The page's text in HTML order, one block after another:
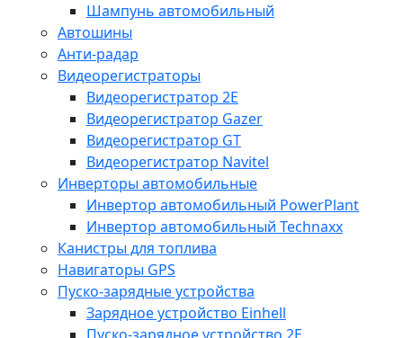
Шампунь автомобильный
Автошины
Анти-радар
Видеорегистраторы
Видеорегистратор 2E
Видеорегистратор Gazer
Видеорегистратор GT
Видеорегистратор Navitel
Инверторы автомобильные
Инвертор автомобильный PowerPlant
Инвертор автомобильный Technaxx
Канистры для топлива
Навигаторы GPS
Пуско-зарядные устройства
Зарядное устройство Einhell